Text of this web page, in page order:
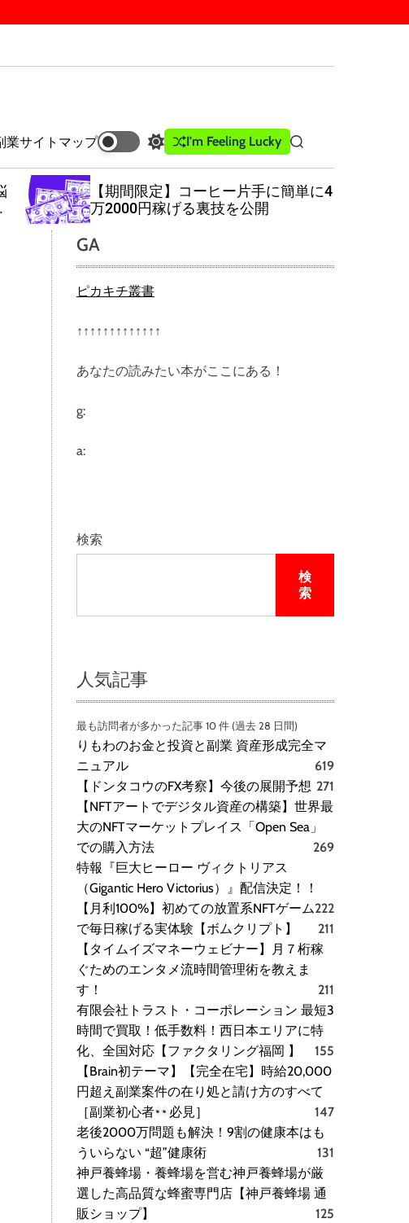
業サイトマップ
S
w
i
t
c
o
o
m
e
I'm Feeling Lucky
S
e
a
r
【期間限定】コーヒー片手に簡単に4
万2000円稼げる裏技を公開
GA
ピカキチ叢書
↑↑↑↑↑↑↑↑↑↑↑↑↑
あなたの読みたい本がここにある！
g:
a:
検索
検
索
人気記事
最も訪問者が多かった記事 10 件 (過去 28 日間)
りもわのお金と投資と副業 資産形成完全マ
ニュアル
619
【ドンタコウのFX考察】今後の展開予想 271
【NFTアートでデジタル資産の構築】世界最
大のNFTマーケットプレイス「Open Sea」
での購入方法
269
特報『巨大ヒーロー ヴィクトリアス
（Gigantic Hero Victorius）』配信決定！！
222
【月利100%】初めての放置系NFTゲーム
で毎日稼げる実体験【ボムクリプト】
211
【タイムイズマネーウェビナー】月７桁稼
ぐためのエンタメ流時間管理術を教えま
す！
211
有限会社トラスト・コーポレーション 最短3
時間で買取！低手数料！西日本エリアに特
化、全国対応【ファクタリング福岡 】
155
【Brain初テーマ】【完全在宅】時給20,000
円超え副業案件の在り処と請け方のすべて
［副業初心者
必見］
147
老後2000万問題も解決！9割の健康本はも
ういらない “超”健康術
131
神戸養蜂場・養蜂場を営む神戸養蜂場が厳
選した高品質な蜂蜜専門店【神戸養蜂場 通
販ショップ】
125